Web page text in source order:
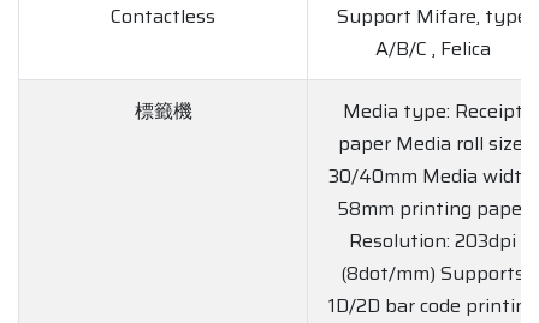
Contactless
Support Mifare, type
A/B/C , Felica
標籤機
Media type: Receipt
paper Media roll size:
30/40mm Media width:
58mm printing paper
Resolution: 203dpi
(8dot/mm) Supports
1D/2D bar code printing